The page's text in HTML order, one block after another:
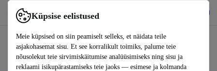
Küpsise eelistused
Meie küpsised on siin peamiselt selleks, et näidata teile
asjakohasemat sisu. Et see korralikult toimiks, palume teie
nõusolekut teie sirvimiskäitumise analüüsimiseks ning sisu ja
reklaami isikupärastamiseks teie jaoks — esimese ja kolmanda
Kasuta rakendust refurbed kiirelt ja lihtsalt